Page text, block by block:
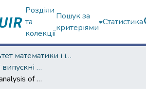
Розділи
та
колекції
Пошук за
критеріями
Статистика
Факультет математики і інформатики
Кваліфікаційні випускні роботи магістрів. Факультет математики і інформатики
Challenges and analysis of the development of blockchain-based decentralized authentication